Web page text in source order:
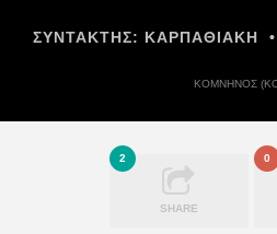
ΚΟΜΝΗΝΟΣ
ΣΥΝΤΆΚΤΗΣ: ΚΑΡΠΑΘΙΑΚΗ •
2
SHARE
0